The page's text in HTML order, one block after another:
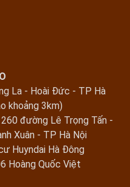
La - Hoài Đức - TP Hà
khoảng 3km)
đường Lê Trọng Tấn -
Xuân - TP Hà Nội
Huyndai Hà Đông
Hoàng Quốc Việt